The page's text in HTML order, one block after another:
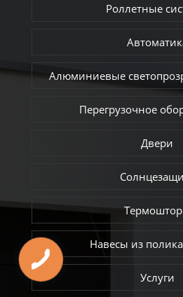
Роллетные
Алюминиевые
Перегрузочное
Двери
Навесы из
Услуги